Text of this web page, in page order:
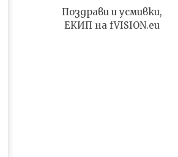
Поздрави и усмивки,
ЕКИП на fVISION.eu